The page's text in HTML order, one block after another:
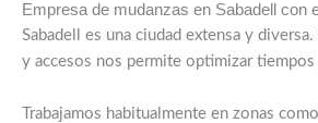
Empresa de mudanzas en Sabadell con
Sabadell es una ciudad extensa y
y accesos nos permite optimizar tiempos
Trabajamos habitualmente en zonas